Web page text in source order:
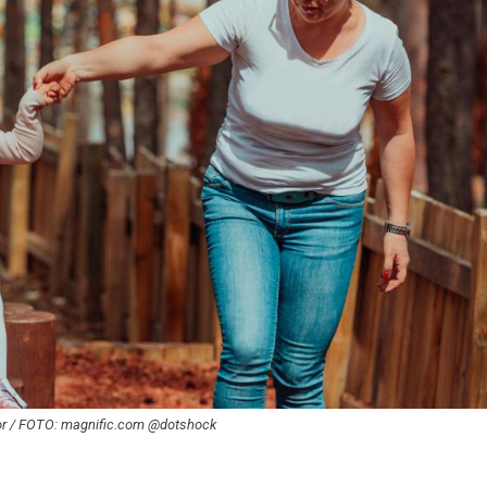
/ FOTO: magnific.com @dotshock